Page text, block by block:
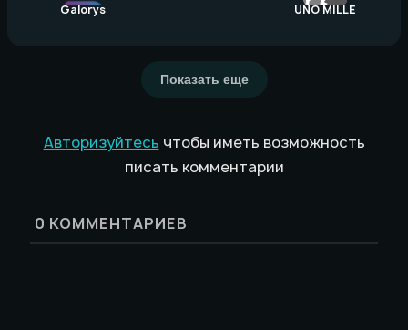
Galorys UNO MILLE
Показать еще
Авторизуйтесь чтобы иметь возможность
писать комментарии
0 КОММЕНТАРИЕВ